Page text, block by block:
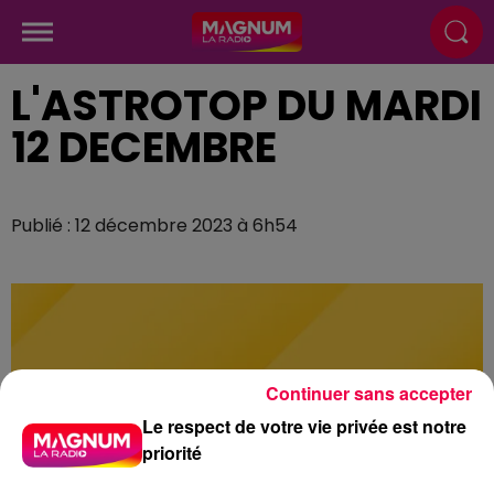
L'ASTROTOP DU MARDI
12 DECEMBRE
Publié : 12 décembre 2023 à 6h54
Le respect de votre vie privée est notre
priorité
Continuer sans accepter